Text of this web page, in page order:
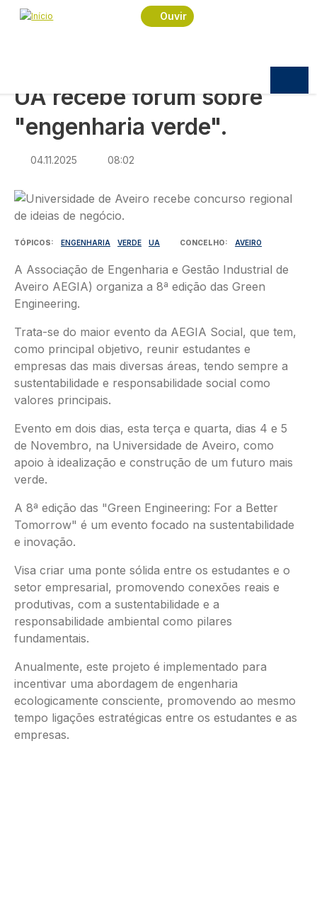
Passar para o conteúdo principal
Ouvir
Navegação estrutural
Início
Sociedade
UA recebe fórum sobre "engenharia verde".
UA recebe fórum sobre
"engenharia verde".
04.11.2025 08:02
Imagem
TÓPICOS ENGENHARIA VERDE UA CONCELHO AVEIRO
A Associação de Engenharia e Gestão Industrial de
Aveiro AEGIA) organiza a 8ª edição das Green
Engineering.
Trata-se do maior evento da AEGIA Social, que tem,
como principal objetivo, reunir estudantes e
empresas das mais diversas áreas, tendo sempre a
sustentabilidade e responsabilidade social como
valores principais.
Evento em dois dias, esta terça e quarta, dias 4 e 5
de Novembro, na Universidade de Aveiro, como
apoio à idealização e construção de um futuro mais
verde.
A 8ª edição das "Green Engineering: For a Better
Tomorrow" é um evento focado na sustentabilidade
e inovação.
Visa criar uma ponte sólida entre os estudantes e o
setor empresarial, promovendo conexões reais e
produtivas, com a sustentabilidade e a
responsabilidade ambiental como pilares
fundamentais.
Anualmente, este projeto é implementado para
incentivar uma abordagem de engenharia
ecologicamente consciente, promovendo ao mesmo
tempo ligações estratégicas entre os estudantes e as
empresas.